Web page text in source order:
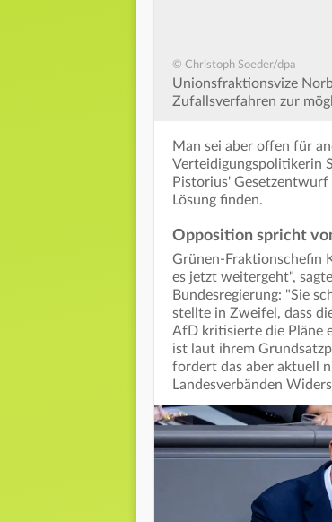
© Christoph Soeder/dpa
Unionsfraktionsvize
Zufallsverfahren zur
Man sei aber offen für
Verteidigungspolitikerin
Pistorius'
Lösung finden.
Opposition spricht
Grünen-Fraktionschefin
es jetzt weitergeht",
Bundesregierung: "Sie
stellte in Zweifel, dass
AfD kritisierte die Pläne
ist laut ihrem
fordert das aber aktuell
Landesverbänden